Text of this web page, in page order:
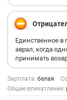
Единственное
аврал, когда
принимать
Зарплата: белая
Общее впечатление: